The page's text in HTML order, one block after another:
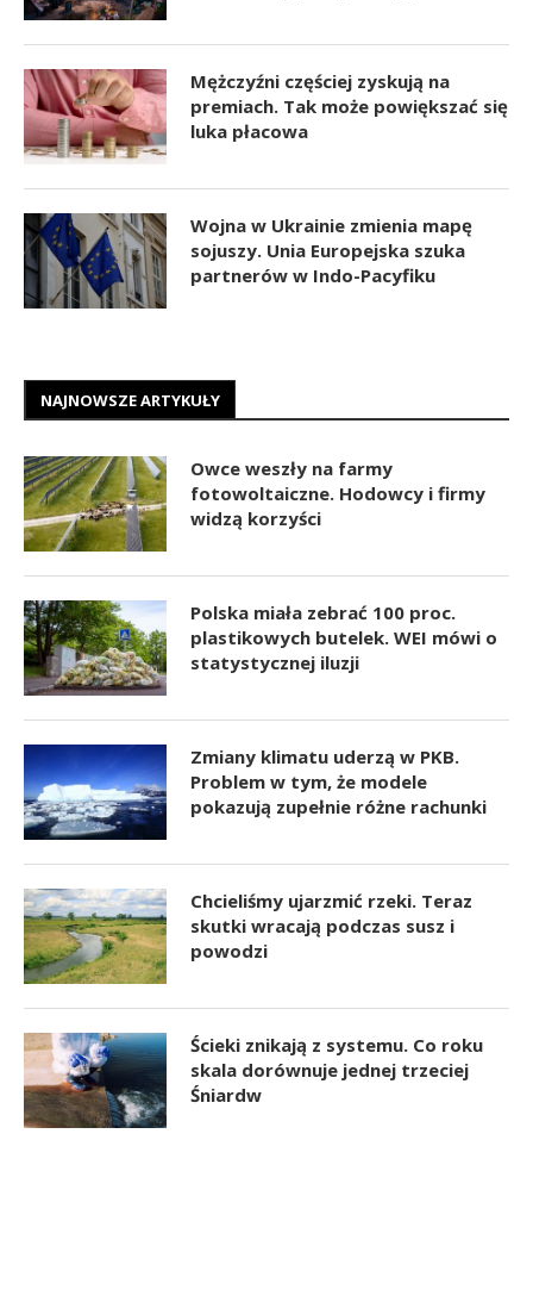
Mężczyźni częściej zyskują na
premiach. Tak może powiększać się
luka płacowa
Wojna w Ukrainie zmienia mapę
sojuszy. Unia Europejska szuka
partnerów w Indo-Pacyfiku
NAJNOWSZE ARTYKUŁY
Owce weszły na farmy
fotowoltaiczne. Hodowcy i firmy
widzą korzyści
Polska miała zebrać 100 proc.
plastikowych butelek. WEI mówi o
statystycznej iluzji
Zmiany klimatu uderzą w PKB.
Problem w tym, że modele
pokazują zupełnie różne rachunki
Chcieliśmy ujarzmić rzeki. Teraz
skutki wracają podczas susz i
powodzi
Ścieki znikają z systemu. Co roku
skala dorównuje jednej trzeciej
Śniardw